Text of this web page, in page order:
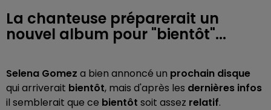
La chanteuse préparerait un
nouvel album pour "bientôt"...
Selena Gomez a bien annoncé un prochain disque
qui arriverait bientôt, mais d'après les dernières infos
il semblerait que ce bientôt soit assez relatif.